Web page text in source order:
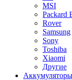
MSI
Packard
Rover
Samsung
Sony
Toshiba
Xiaomi
Другие
Аккумуляторы